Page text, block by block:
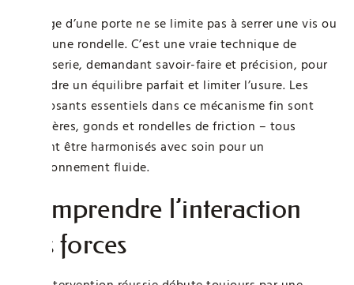
Réglage d’une porte ne se limite pas à serrer une vis ou
coller une rondelle. C’est une vraie technique de
menuiserie, demandant savoir-faire et précision, pour
atteindre un équilibre parfait et limiter l’usure. Les
composants essentiels dans ce mécanisme fin sont
charnières, gonds et rondelles de friction – tous
doivent être harmonisés avec soin pour un
fonctionnement fluide.
Comprendre l’interaction
des forces